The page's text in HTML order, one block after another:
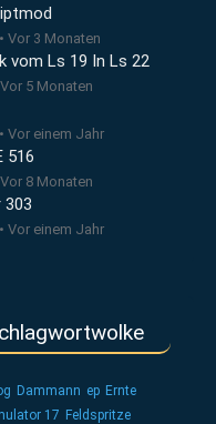
Vor 3 Monaten
vom Ls 19 In Ls 22
Vor 5 Monaten
Vor einem Jahr
516
Vor 8 Monaten
303
Vor einem Jahr
Dammann ep Ernte
17 Feldspritze